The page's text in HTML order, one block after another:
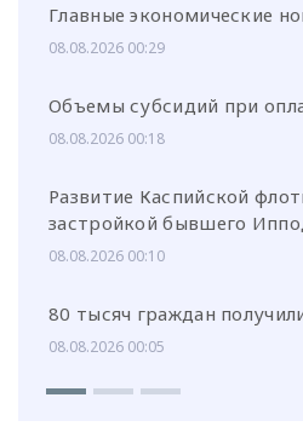
Главные экономические
08.08.2026 00:29
Объемы субсидий при
08.08.2026 00:18
Развитие Каспийской
застройкой бывшего
08.08.2026 00:10
80 тысяч граждан
08.08.2026 00:05